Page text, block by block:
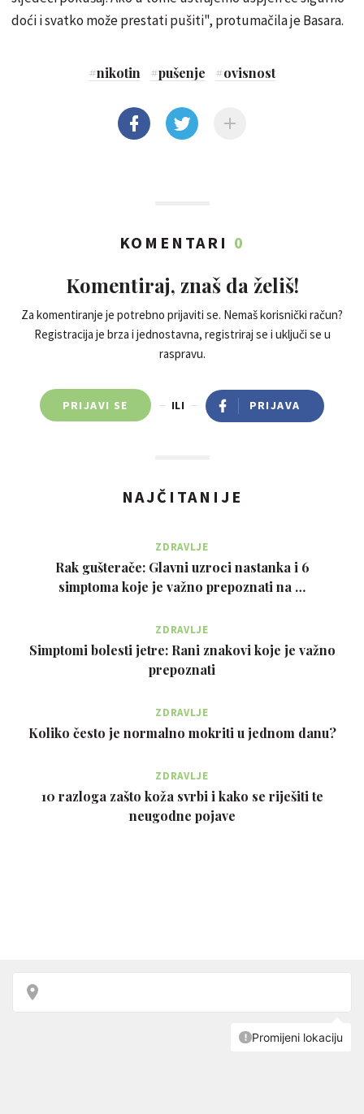
doći i svatko može prestati pušiti", protumačila je Basara.
#nikotin #pušenje #ovisnost
KOMENTARI 0
Komentiraj, znaš da želiš!
Za komentiranje je potrebno prijaviti se. Nemaš korisnički račun?
Registracija je brza i jednostavna, registriraj se i uključi se u
raspravu.
PRIJAVI SE ILI PRIJAVA
NAJČITANIJE
ZDRAVLJE
Rak gušterače: Glavni uzroci nastanka i 6
simptoma koje je važno prepoznati na …
ZDRAVLJE
Simptomi bolesti jetre: Rani znakovi koje je važno
prepoznati
ZDRAVLJE
Koliko često je normalno mokriti u jednom danu?
ZDRAVLJE
10 razloga zašto koža svrbi i kako se riješiti te
neugodne pojave